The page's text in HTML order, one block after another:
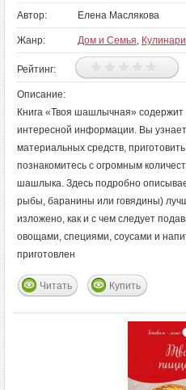
Автор: Елена Маслякова
Жанр: Дом и Семья,
Рейтинг:
Описание:
Книга «Твоя шашлычная» содержит
интересной информации. Вы
материальных средств,
познакомитесь с огромным
шашлыка. Здесь подробно
рыбы, баранины или говядины)
изложено, как и с чем следует
овощами, специями, соусами и
приготовлен
Читать Купить